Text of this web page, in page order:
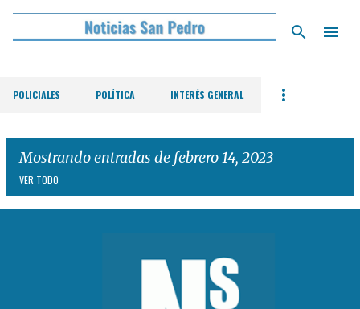
Ir al contenido principal
POLICIALES POLÍTICA INTERÉS GENERAL
Mostrando entradas de febrero 14, 2023
VER TODO